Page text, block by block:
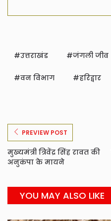
उत्तराखंड जंगली जीव
वन विभाग हरिद्वार
PREVIEW POST
मुख्यमंत्री त्रिवेंद्र सिंह रावत की
अनुकंपा के मायने
YOU MAY ALSO LIKE